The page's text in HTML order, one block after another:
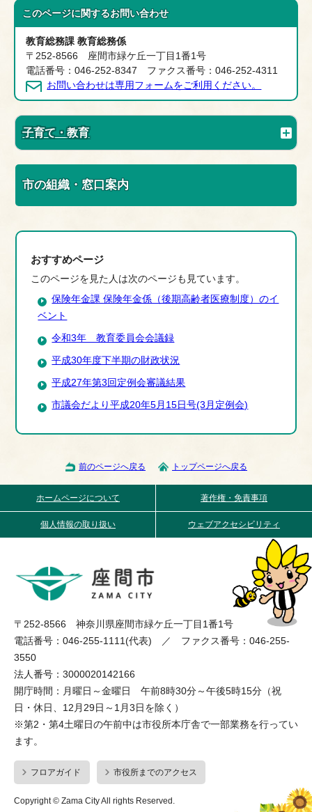
このページに関するお問い合わせ
教育総務課 教育総務係
〒252-8566 座間市緑ケ丘一丁目1番1号
電話番号：046-252-8347 ファクス番号：046-252-4311
お問い合わせは専用フォームをご利用ください。
子育て・教育
市の組織・窓口案内
おすすめページ
このページを見た人は次のページも見ています。
保険年金課 保険年金係（後期高齢者医療制度）のイ
ベント
令和3年 教育委員会会議録
平成30年度下半期の財政状況
平成27年第3回定例会審議結果
市議会だより平成20年5月15日号(3月定例会)
前のページへ戻る トップページへ戻る
ホームページについて 著作権・免責事項
個人情報の取り扱い ウェブアクセシビリティ
〒252-8566 神奈川県座間市緑ケ丘一丁目1番1号
電話番号：046-255-1111(代表) ／ ファクス番号：046-255-
3550
法人番号：3000020142166
開庁時間：月曜日～金曜日 午前8時30分～午後5時15分（祝
日・休日、12月29日～1月3日を除く）
※第2・第4土曜日の午前中は市役所本庁舎で一部業務を行ってい
ます。
フロアガイド 市役所までのアクセス
Copyright © Zama City All rights Reserved.